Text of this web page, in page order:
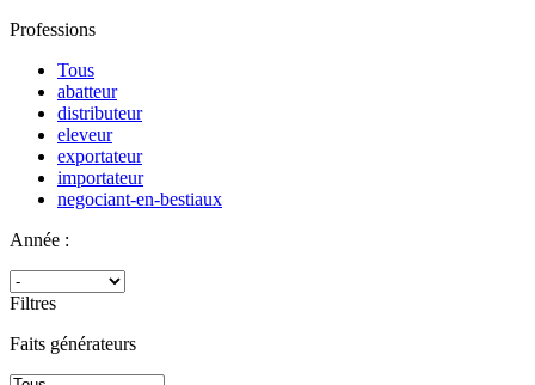
Professions
Tous
abatteur
distributeur
eleveur
exportateur
importateur
negociant-en-bestiaux
Année :
Filtres
Faits générateurs